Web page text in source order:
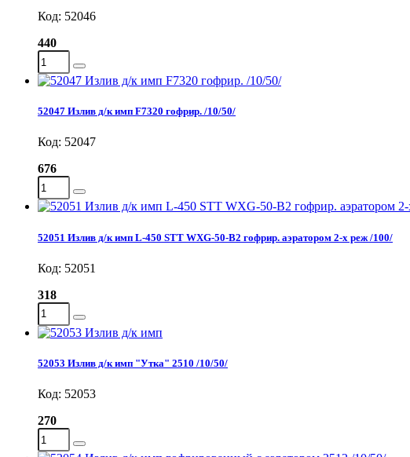
Код: 52046
440
52047 Излив д/к имп F7320 гофрир. /10/50/
Код: 52047
676
52051 Излив д/к имп L-450 STT WXG-50-B2 гофрир. аэратором 2-х реж /100/
Код: 52051
318
52053 Излив д/к имп "Утка" 2510 /10/50/
Код: 52053
270